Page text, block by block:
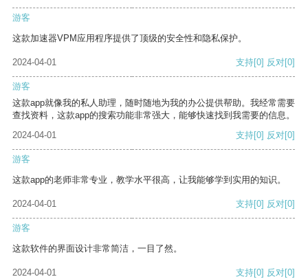
游客
这款加速器VPM应用程序提供了顶级的安全性和隐私保护。
2024-04-01 支持[0] 反对[0]
游客
这款app就像我的私人助理，随时随地为我的办公提供帮助。我经常需要
查找资料，这款app的搜索功能非常强大，能够快速找到我需要的信息。
2024-04-01
支持[0] 反对[0]
游客
这款app的老师非常专业，教学水平很高，让我能够学到实用的知识。
2024-04-01 支持[0] 反对[0]
游客
这款软件的界面设计非常简洁，一目了然。
2024-04-01 支持[0] 反对[0]